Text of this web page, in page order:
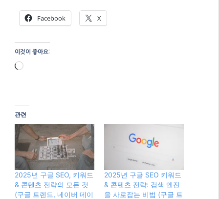
Facebook X
이것이 좋아요:
로
관련
2025년 구글 SEO, 키워드
& 콘텐츠 전략의 모든 것
(구글 트렌드, 네이버 데이
2025년 구글 SEO 키워드
& 콘텐츠 전략: 검색 엔진
을 사로잡는 비법 (구글 트